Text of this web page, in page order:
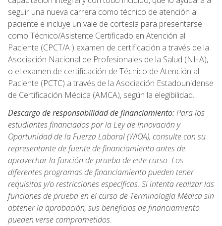
seguir una nueva carrera como técnico de atención al
paciente e incluye un vale de cortesía para presentarse
como Técnico/Asistente Certificado en Atención al
Paciente (CPCT/A ) examen de certificación a través de la
Asociación Nacional de Profesionales de la Salud (NHA),
o el examen de certificación de Técnico de Atención al
Paciente (PCTC) a través de la Asociación Estadounidense
de Certificación Médica (AMCA), según la elegibilidad.
Descargo de responsabilidad de financiamiento:Para los
estudiantes financiados por la Ley de Innovación y
Oportunidad de la Fuerza Laboral (WIOA), consulte con su
representante de fuente de financiamiento antes de
aprovechar la función de prueba de este curso. Los
diferentes programas de financiamiento pueden tener
requisitos y/o restricciones específicas. Si intenta realizar las
funciones de prueba en el curso de Terminología Médica sin
obtener la aprobación, sus beneficios de financiamiento
pueden verse comprometidos.